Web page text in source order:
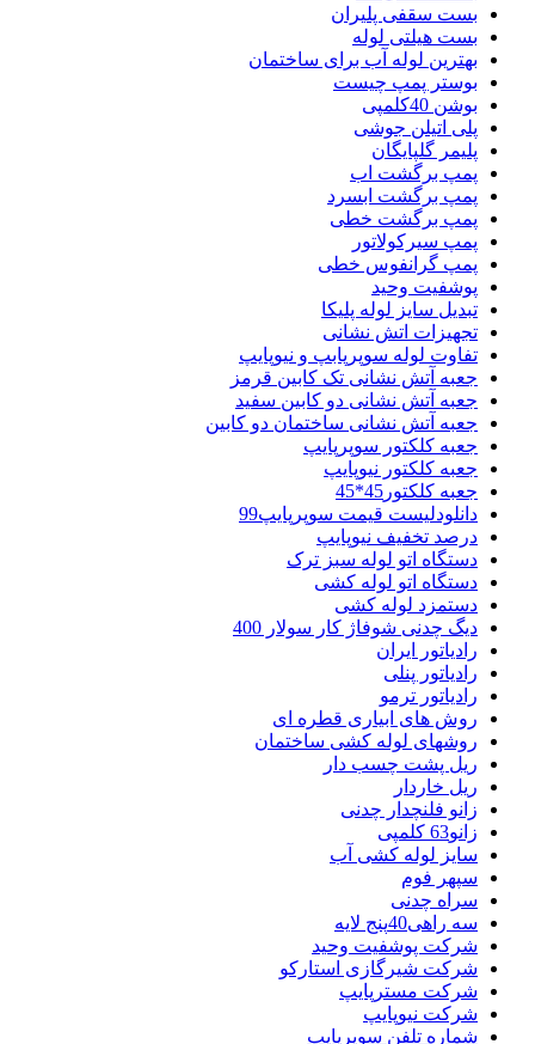
بست سقفی پلیران
بست هیلتی لوله
بهترین لوله آب برای ساختمان
بوستر پمپ چیست
بوشن 40کلمپی
پلی اتیلن جوشی
پلیمر گلپایگان
پمپ برگشت اب
پمپ برگشت ابسرد
پمپ برگشت خطی
پمپ سیرکولاتور
پمپ گرانفوس خطی
پوشفیت وحید
تبدیل سایز لوله پلیکا
تجهیزات اتش نشانی
تفاوت لوله سوپرپابپ و نیوپایپ
جعبه آتش نشانی تک کابین قرمز
جعبه آتش نشانی دو کابین سفید
جعبه آتش نشانی ساختمان دو کابین
جعبه کلکتور سوپرپایپ
جعبه کلکتور نیوپایپ
جعبه کلکتور45*45
دانلودلیست قیمت سوپرپایپ99
درصد تخفیف نیوپایپ
دستگاه اتو لوله سبز ترک
دستگاه اتو لوله کشی
دستمزد لوله کشی
دیگ چدنی شوفاژ کار سولار 400
رادیاتور ایران
رادیاتور پنلی
رادیاتور ترمو
روش های ابیاری قطره ای
روشهای لوله کشی ساختمان
ریل پشت چسب دار
ریل خاردار
زانو فلنچدار چدنی
زانو63 کلمپی
سایز لوله کشی آب
سپهر فوم
سراه چدنی
سه راهی40پنج لایه
شرکت پوشفیت وحید
شرکت شیرگازی استارکو
شرکت مسترپایپ
شرکت نیوپایپ
شماره تلفن سوپرپایپ